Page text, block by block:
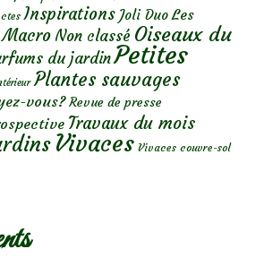
Inspirations Joli Duo Les
Macro Non classé Oiseaux du
du jardinPetites
Plantes sauvages
vous? Revue de presse
Travaux du mois
Vivaces Vivaces couvre-sol